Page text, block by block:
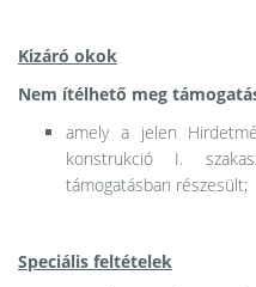
Kizáró okok
Nem ítélhető meg
amely a jelen
konstrukció I.
támogatásban részesült;
Speciális feltételek